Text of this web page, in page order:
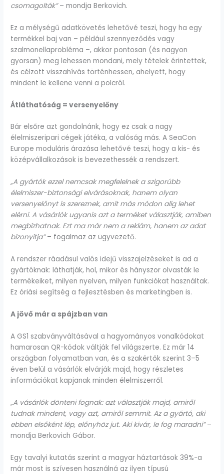
csomagolták”– mondja Berkovich.
Ez a mélységű adatkövetés lehetővé teszi, hogy ha egy
termékkel baj van – például szennyeződés vagy
szalmonellaprobléma –, akkor pontosan (és nagyon
gyorsan) meg lehessen mondani, mely tételek érintettek,
és célzott visszahívás történhessen, ahelyett, hogy
mindent le kellene venni a polcról.
Átláthatóság = versenyelőny
Bár elsőre azt gondolnánk, hogy ez csak a nagy
élelmiszeripari cégek játéka, a valóság más. A SeaCon
Europe moduláris árazása lehetővé teszi, hogy a kis- és
középvállalkozások is bevezethessék a rendszert.
„A gyártók ezzel nemcsak megfelelnek a szigorúbb
élelmiszer-biztonsági elvárásoknak, hanem olyan
versenyelőnyt is szereznek, amit más módon alig lehet
elérni. A vásárlók ugyanis azt a terméket választják, amiben
megbízhatnak. Ezt ma már nem a reklám, hanem az adat
bizonyítja”– fogalmaz az ügyvezető.
A rendszer ráadásul valós idejű visszajelzéseket is ad a
gyártóknak: láthatják, hol, mikor és hányszor olvasták le
termékeiket, milyen nyelven, milyen funkciókat használtak.
Ez óriási segítség a fejlesztésben és marketingben is.
A jövő már a spájzban van
A GS1 szabványváltásával a hagyományos vonalkódokat
hamarosan QR-kódok váltják fel világszerte. Ez már 14
országban folyamatban van, és a szakértők szerint 3–5
éven belül a vásárlók elvárják majd, hogy részletes
információkat kapjanak minden élelmiszerről.
„A vásárlók dönteni fognak: azt választják majd, amiről
tudnak mindent, vagy azt, amiről semmit. Az a gyártó, aki
ebben elsőként lép, előnyhöz jut. Aki kivár, le fog maradni”–
mondja Berkovich Gábor.
Egy tavalyi kutatás szerint a magyar háztartások 39%-a
már most is szívesen használná az ilyen típusú